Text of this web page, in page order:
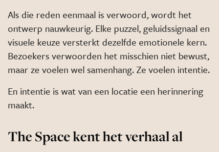
Als die reden eenmaal is verwoord, wordt het
ontwerp nauwkeurig. Elke puzzel, geluidssignaal en
visuele keuze versterkt dezelfde emotionele kern.
Bezoekers verwoorden het misschien niet bewust,
maar ze voelen wel samenhang. Ze voelen intentie.
En intentie is wat van een locatie een herinnering
maakt.
The Space kent het verhaal al